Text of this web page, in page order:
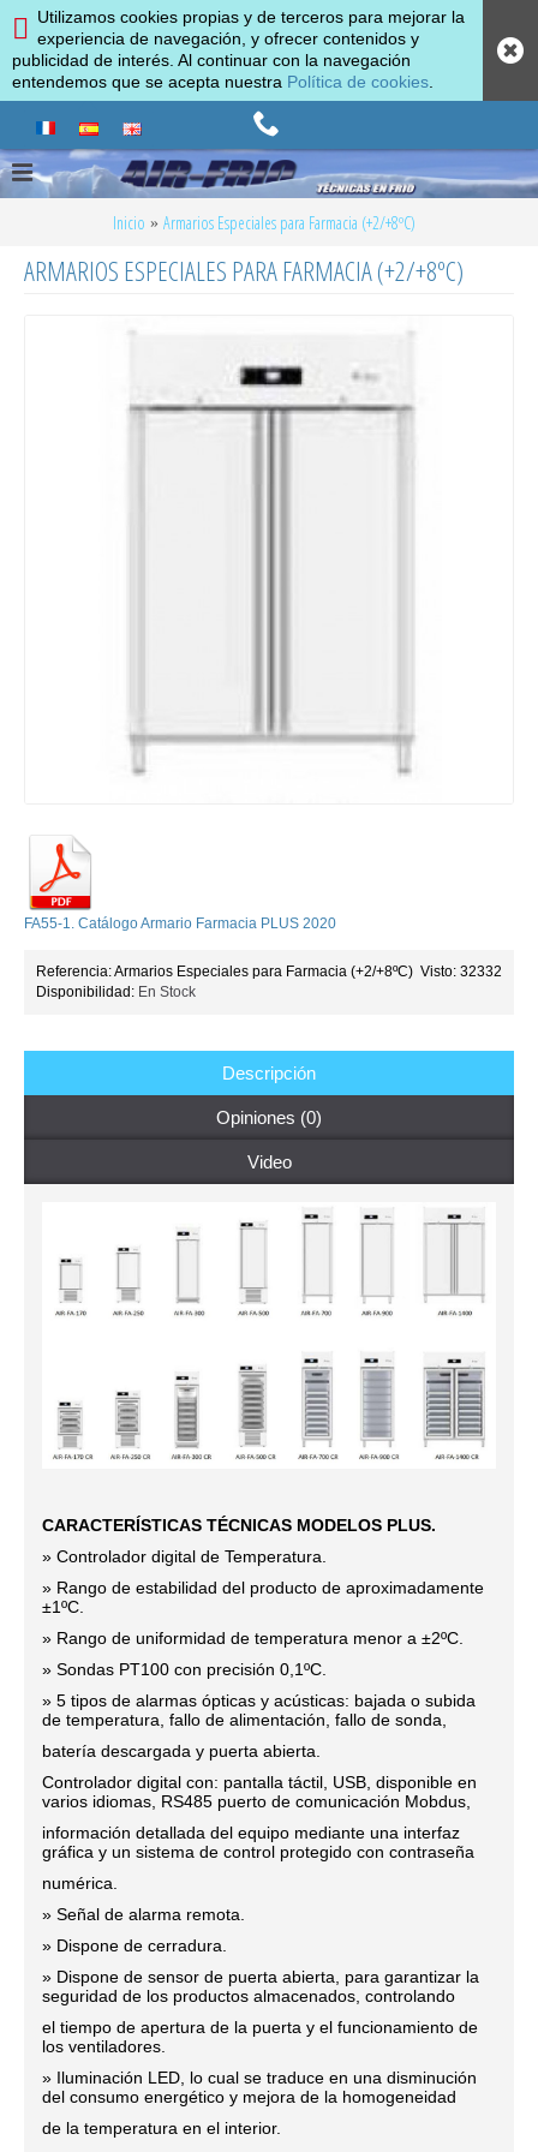
Utilizamos cookies propias y de terceros para mejorar la
experiencia de navegación, y ofrecer contenidos y
publicidad de interés. Al continuar con la navegación
entendemos que se acepta nuestra Política de cookies
Inicio Armarios Especiales para Farmacia (+2/+8ºC)
ARMARIOS ESPECIALES PARA FARMACIA (+2/+8ºC)
FA55-1. Catálogo Armario Farmacia PLUS 2020
Visto: 32332
Referencia:Armarios Especiales para Farmacia (+2/+8ºC)
Disponibilidad: En Stock
Descripción
Opiniones (0)
Video
CARACTERÍSTICAS TÉCNICAS MODELOS PLUS.
» Controlador digital de Temperatura.
» Rango de estabilidad del producto de aproximadamente
±1ºC.
» Rango de uniformidad de temperatura menor a ±2ºC.
» Sondas PT100 con precisión 0,1ºC.
» 5 tipos de alarmas ópticas y acústicas: bajada o subida
de temperatura, fallo de alimentación, fallo de sonda,
batería descargada y puerta abierta.
Controlador digital con: pantalla táctil, USB, disponible en
varios idiomas, RS485 puerto de comunicación Mobdus,
información detallada del equipo mediante una interfaz
gráfica y un sistema de control protegido con contraseña
numérica.
» Señal de alarma remota.
» Dispone de cerradura.
» Dispone de sensor de puerta abierta, para garantizar la
seguridad de los productos almacenados, controlando
el tiempo de apertura de la puerta y el funcionamiento de
los ventiladores.
» Iluminación LED, lo cual se traduce en una disminución
del consumo energético y mejora de la homogeneidad
de la temperatura en el interior.